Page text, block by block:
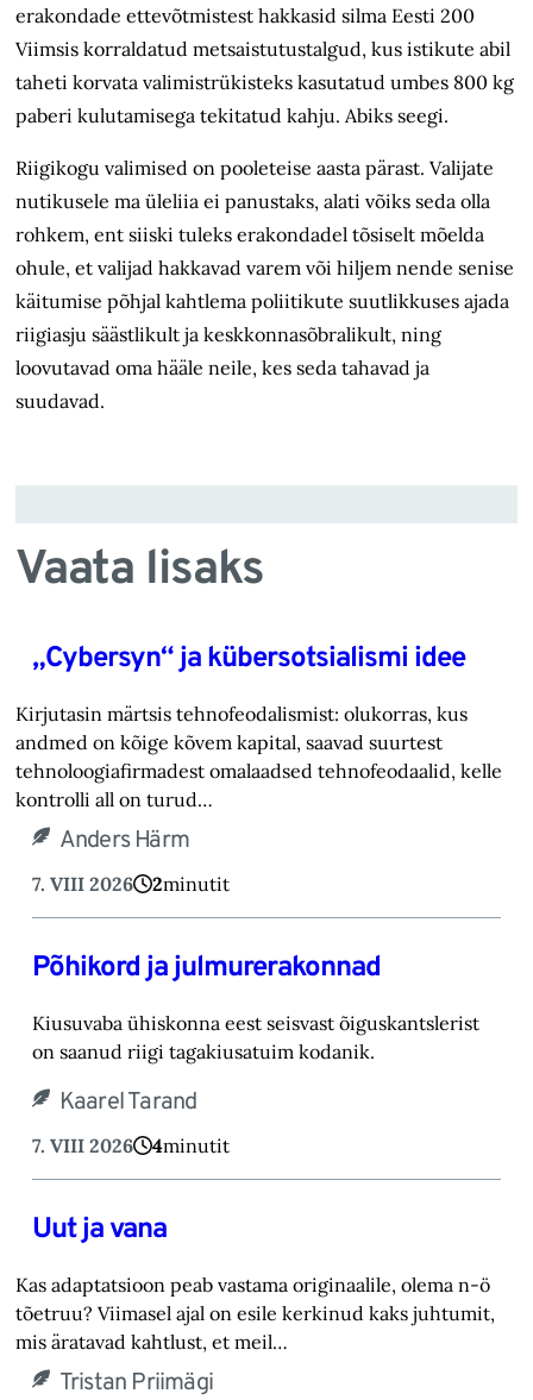
erakondade ettevõtmistest hakkasid silma Eesti 200
Viimsis korraldatud metsaistutustalgud, kus istikute abil
taheti korvata valimistrükisteks kasutatud umbes 800 kg
paberi kulutamisega tekitatud kahju. Abiks seegi.
Riigikogu valimised on pooleteise aasta pärast. Valijate
nutikusele ma üleliia ei panustaks, alati võiks seda olla
rohkem, ent siiski tuleks erakondadel tõsiselt mõelda
ohule, et valijad hakkavad varem või hiljem nende senise
käitumise põhjal kahtlema poliitikute suutlikkuses ajada
riigiasju säästlikult ja keskkonnasõbralikult, ning
loovutavad oma hääle neile, kes seda tahavad ja
suudavad.
Vaata lisaks
„Cybersyn“ ja kübersotsialismi idee
Kirjutasin märtsis tehnofeodalismist: olukorras, kus
andmed on kõige kõvem kapital, saavad suurtest
tehnoloogiafirmadest omalaadsed tehnofeodaalid, kelle
kontrolli all on turud…
Anders Härm
7. VIII 2026 2minutit
Põhikord ja julmurerakonnad
Kiusuvaba ühiskonna eest seisvast õiguskantslerist
on saanud riigi tagakiusatuim kodanik.
Kaarel Tarand
7. VIII 2026 4minutit
Uut ja vana
Kas adaptatsioon peab vastama originaalile, olema n-ö
tõetruu? Viimasel ajal on esile kerkinud kaks juhtumit,
mis äratavad kahtlust, et meil…
Tristan Priimägi